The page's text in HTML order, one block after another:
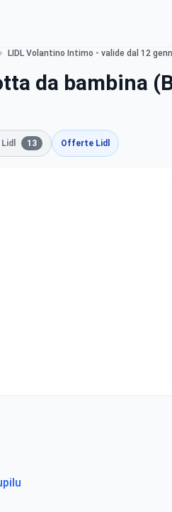
LIDL Volantino Intimo - valide dal 12
da bambina
13 Offerte Lidl